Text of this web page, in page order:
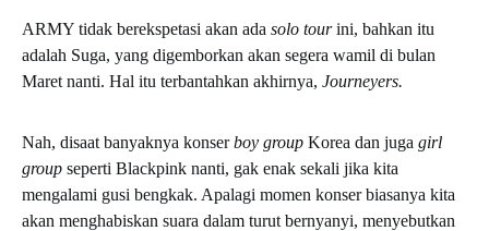
ARMY tidak berekspetasi akan ada solo tourini, bahkan itu
adalah Suga, yang digemborkan akan segera wamil di bulan
Maret nanti. Hal itu terbantahkan akhirnya, Journeyers.
Nah, disaat banyaknya konserboy group Korea dan juga girl
group seperti Blackpink nanti, gak enak sekali jika kita
mengalami gusi bengkak. Apalagi momen konser biasanya kita
akan menghabiskan suara dalam turut bernyanyi, menyebutkan